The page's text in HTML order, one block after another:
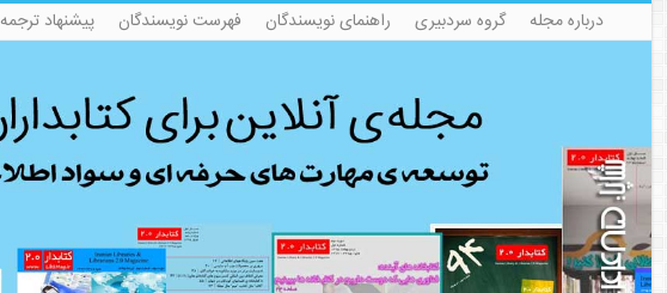
درباره مجله گروه سردبیری راهنمای نویسندگان فهرست نویسندگان پیشنهاد ترجمه